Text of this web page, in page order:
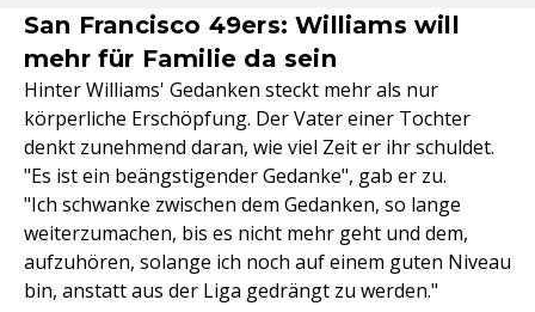
San Francisco 49ers: Williams will
mehr für Familie da sein
Hinter Williams' Gedanken steckt mehr als nur
körperliche Erschöpfung. Der Vater einer Tochter
denkt zunehmend daran, wie viel Zeit er ihr schuldet.
"Es ist ein beängstigender Gedanke", gab er zu.
"Ich schwanke zwischen dem Gedanken, so lange
weiterzumachen, bis es nicht mehr geht und dem,
aufzuhören, solange ich noch auf einem guten Niveau
bin, anstatt aus der Liga gedrängt zu werden."